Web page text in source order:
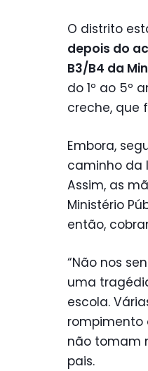
O distrito
depois do
B3/B4 da
do 1º ao 5º
creche, que
Embora,
caminho da
Assim, as
Ministério
então,
“Não nos
uma
escola.
rompimento
não tomam
pais.